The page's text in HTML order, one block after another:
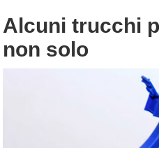
Alcuni trucchi
non solo